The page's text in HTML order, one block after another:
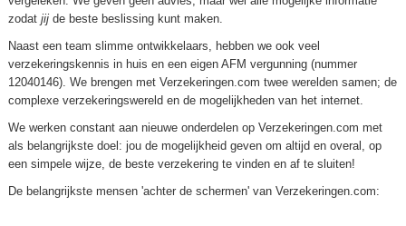
zodat jij de beste beslissing kunt maken.
Naast een team slimme ontwikkelaars, hebben we ook veel
verzekeringskennis in huis en een eigen AFM vergunning (nummer
12040146). We brengen met Verzekeringen.com twee werelden samen; de
complexe verzekeringswereld en de mogelijkheden van het internet.
We werken constant aan nieuwe onderdelen op Verzekeringen.com met
als belangrijkste doel: jou de mogelijkheid geven om altijd en overal, op
een simpele wijze, de beste verzekering te vinden en af te sluiten!
De belangrijkste mensen 'achter de schermen' van Verzekeringen.com: